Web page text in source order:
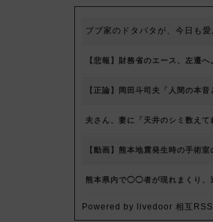
ブブ家のドタバタが、今日も愛
【悲報】財務省のエース、左遷
【正論】岡田斗司夫「人間の本
夫さん、妻に「天井のシミ数え
【動画】熊本地震発生時の手術
熊本県内で◯◯者が現れまくり、
Powered by livedoor 相互RSS